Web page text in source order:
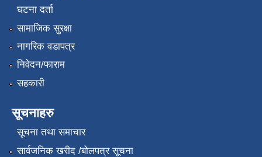
घटना दर्ता
सामाजिक सुरक्षा
नागरिक वडापत्र
निवेदन/फाराम
सहकारी
सूचनाहरु
सूचना तथा समाचार
सार्वजनिक खरीद /बोलपत्र सूचना